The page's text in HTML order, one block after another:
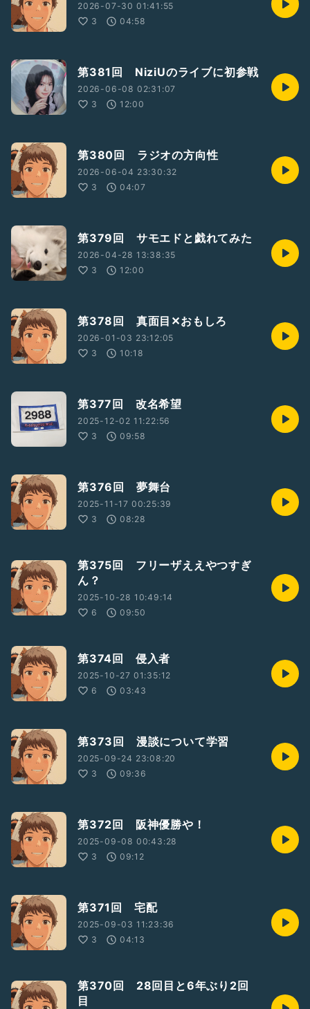
2026-07-30 01:41:55
3
04:58
第381回 NiziUのライブに初参戦
2026-06-08 02:31:07
3
12:00
第380回 ラジオの方向性
2026-06-04 23:30:32
3
04:07
第379回 サモエドと戯れてみた
2026-04-28 13:38:35
3
12:00
第378回 真面目✕おもしろ
2026-01-03 23:12:05
3
10:18
第377回 改名希望
2025-12-02 11:22:56
3
09:58
第376回 夢舞台
2025-11-17 00:25:39
3
08:28
第375回 フリーザええやつすぎ
ん？
2025-10-28 10:49:14
6
09:50
第374回 侵入者
2025-10-27 01:35:12
6
03:43
第373回 漫談について学習
2025-09-24 23:08:20
3
09:36
第372回 阪神優勝や！
2025-09-08 00:43:28
3
09:12
第371回 宅配
2025-09-03 11:23:36
3
04:13
第370回 28回目と6年ぶり2回
目